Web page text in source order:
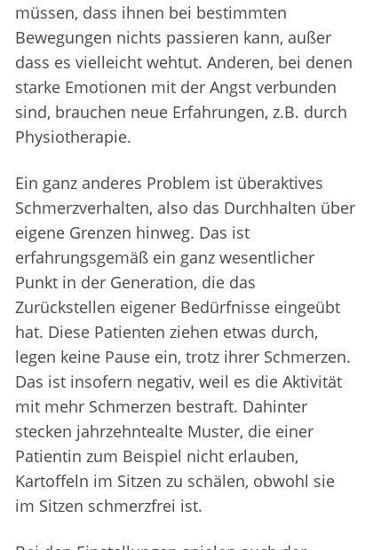
müssen, dass ihnen bei bestimmten
Bewegungen nichts passieren kann, außer
dass es vielleicht wehtut. Anderen, bei denen
starke Emotionen mit der Angst verbunden
sind, brauchen neue Erfahrungen, z.B. durch
Physiotherapie.
Ein ganz anderes Problem ist überaktives
Schmerzverhalten, also das Durchhalten über
eigene Grenzen hinweg. Das ist
erfahrungsgemäß ein ganz wesentlicher
Punkt in der Generation, die das
Zurückstellen eigener Bedürfnisse eingeübt
hat. Diese Patienten ziehen etwas durch,
legen keine Pause ein, trotz ihrer Schmerzen.
Das ist insofern negativ, weil es die Aktivität
mit mehr Schmerzen bestraft. Dahinter
stecken jahrzehntealte Muster, die einer
Patientin zum Beispiel nicht erlauben,
Kartoffeln im Sitzen zu schälen, obwohl sie
im Sitzen schmerzfrei ist.